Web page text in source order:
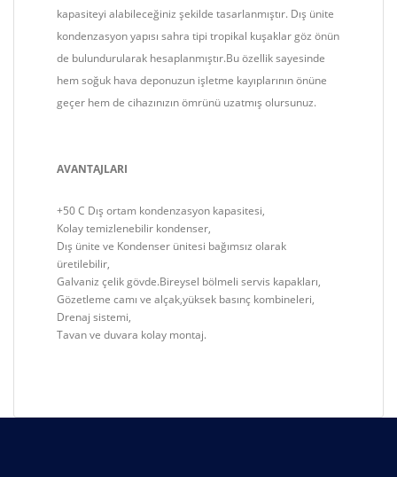
kapasiteyi alabileceğiniz şekilde tasarlanmıştır. Dış ünite
kondenzasyon yapısı sahra tipi tropikal kuşaklar göz önün
de bulundurularak hesaplanmıştır.Bu özellik sayesinde
hem soğuk hava deponuzun işletme kayıplarının önüne
geçer hem de cihazınızın ömrünü uzatmış olursunuz.
AVANTAJLARI
+50 C Dış ortam kondenzasyon kapasitesi,
Kolay temizlenebilir kondenser,
Dış ünite ve Kondenser ünitesi bağımsız olarak
üretilebilir,
Galvaniz çelik gövde.Bireysel bölmeli servis kapakları,
Gözetleme camı ve alçak,yüksek basınç kombineleri,
Drenaj sistemi,
Tavan ve duvara kolay montaj.